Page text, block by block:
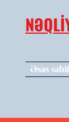
Əsas